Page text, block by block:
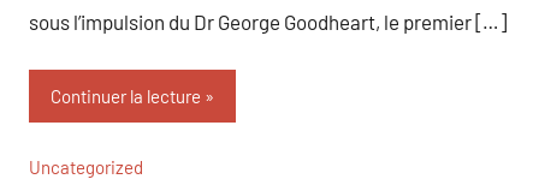
sous l’impulsion du Dr George Goodheart, le premier […]
Continuer la lecture
Uncategorized